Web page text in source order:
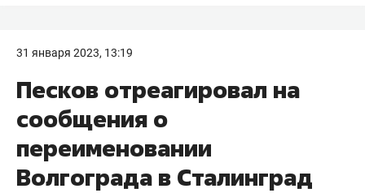
31 января 2023, 13:19
Песков отреагировал на
сообщения о
переименовании
Волгограда в Сталинград